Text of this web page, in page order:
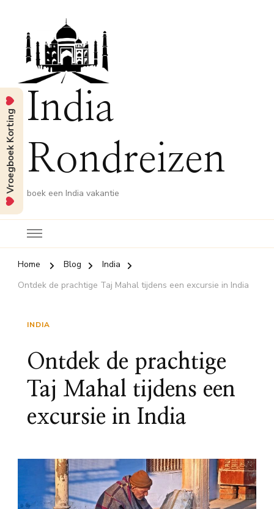
India
Rondreizen
boek een India vakantie
Home Blog
India
Ontdek de prachtige Taj Mahal tijdens een excursie in India
INDIA
Ontdek de prachtige
Taj Mahal tijdens een
excursie in India
Vroegboek Korting